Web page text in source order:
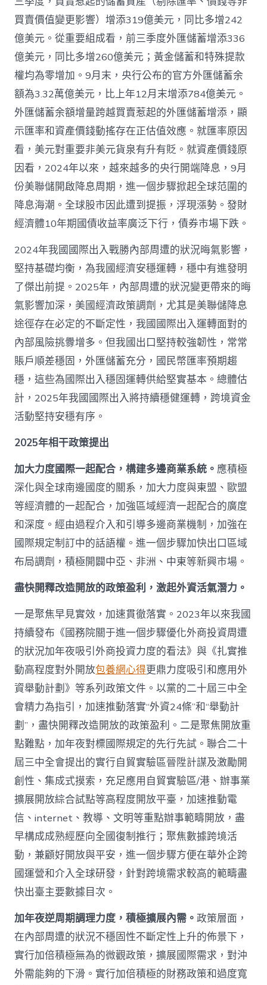
買賣價值變更影響）增添319億美元，同比多增242
億美元。從重要組成看，前三季度外匯儲蓄增添336
億美元，同比多增260億美元；黃金儲蓄和特殊提款
權均為零增加。9月末，央行公布的官方外匯儲蓄余
額為3.32萬億美元，比上年12月末增添784億美元。
外匯儲蓄余額增量跨越買賣惹起的外匯儲蓄增添，顯
示匯率和資產價錢動搖存在正估值效應。就匯率原因
看，美元對重要非美元貨泉有升有貶。就資產價錢原
因看，2024年以來，越來越多的央行開端降息，9月
份美聯儲開啟降息周期，進一個步驟掀起全球范圍的
降息海潮。全球股市因此遭到提振，浮現漲勢。發財
經濟體10年期國債收益率廣泛下行，債券市場下跌。
2024年我國國際出入戰勝內部周遭的狀況晦氣影響，
堅持基礎均衡，為我國經濟安穩運轉，穩中有進發明
了傑出前提。2025年，內部周遭的狀況變更帶來的晦
氣影響加深，美國經濟政策調劑，尤其是美聯儲降息
途徑存在必定的不斷定性，我國國際出入運轉面對的
內部風險挑釁增多。但我國出口堅持較強韌性，常常
賬戶順差穩固，外匯儲蓄充分，國民幣匯率預期趨
穩，這些為國際出入穩固運轉供給堅實基本。總體估
計，2025年我國國際出入將持續穩健運轉，跨境資金
活動堅持安穩有序。
2025年相干政策提出
加大力度國際一起配合，構建多邊商業系統。應積極
深化與全球南邊國度的關系，加大力度與東盟、歐盟
等經濟體的一起配合，加強區域經濟一起配合的廣度
和深度。經由過程介入和引導多邊商業機制，加強在
國際規定制訂中的話語權。進一個步驟加快出口區域
布局調劑，積極開闢中亞、非洲、中東等新興市場。
盡快開釋改造開放的政策盈利，激起外資活氣潛力。
一是聚焦早見實效，加速貫徹落實。2023年以來我國
持續發布《國務院關于進一個步驟優化外商投資周遭
的狀況加年夜吸引外商投資力度的看法》與《扎實推
動高程度對外開放包養網心得更鼎力度吸引和應用外
資舉動計劃》等系列政策文件。以黨的二十屆三中全
會精力為指引，加速推動落實“外資24條”和“舉動計
劃”，盡快開釋改造開放的政策盈利。二是聚焦開放重
點難點，加年夜對標國際規定的先行先試。聯合二十
屆三中全會提出的實行自貿實驗區晉陞計謀及激勵開
創性、集成式摸索，充足應用自貿實驗區/港、辦事業
擴展開放綜合試點等高程度開放平臺，加速推動電
信、internet、教導、文明等重點辦事範疇開放，盡
早構成成熟經歷向全國復制推行；聚焦數據跨境活
動，兼顧好開放與平安，進一個步驟方便在華外企跨
國運營和介入全球研發，針對跨境需求較高的範疇盡
快出臺主要數據目次。
加年夜逆周期調理力度，積極擴展內需。政策層面，
在內部周遭的狀況不穩固性不斷定性上升的佈景下，
實行加倍積極無為的微觀政策，擴展國際需求，對沖
外需能夠的下滑。實行加倍積極的財務政策和過度寬